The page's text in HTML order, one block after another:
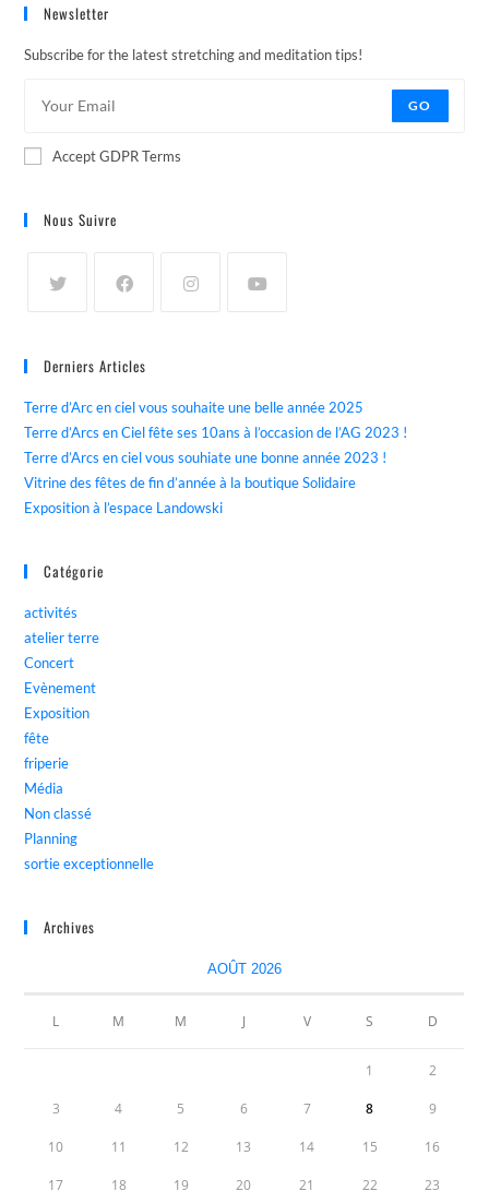
Newsletter
Subscribe for the latest stretching and meditation tips!
GO
Accept GDPR Terms
Nous Suivre
Derniers Articles
Terre d’Arc en ciel vous souhaite une belle année 2025
Terre d’Arcs en Ciel fête ses 10ans à l’occasion de l’AG 2023 !
Terre d’Arcs en ciel vous souhiate une bonne année 2023 !
Vitrine des fêtes de fin d’année à la boutique Solidaire
Exposition à l’espace Landowski
Catégorie
activités
atelier terre
Concert
Evènement
Exposition
fête
friperie
Média
Non classé
Planning
sortie exceptionnelle
Archives
AOÛT 2026
L M M J V S D
1 2
3 4 5 6 7 8 9
10 11 12 13 14 15 16
17 18 19 20 21 22 23